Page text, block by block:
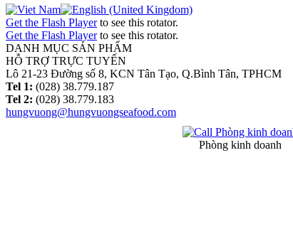
Get the Flash Playerto see this rotator.
Get the Flash Playerto see this rotator.
DANH MỤC SẢN PHẨM
HỖ TRỢ TRỰC TUYẾN
Lô 21-23 Đường số 8, KCN Tân Tạo, Q.Bình Tân, TPHCM
Tel 1: (028) 38.779.187
Tel 2: (028) 38.779.183
hungvuong@hungvuongseafood.com
Phòng kinh doanh